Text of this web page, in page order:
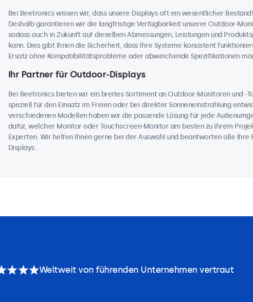
Bei Beetronics wissen wir, dass unsere Displays oft ein wesentlicher
Deshalb garantieren wir die langfristige Verfügbarkeit unserer Outdoor-
sodass auch in Zukunft auf dieselben Abmessungen, Leistungen und
kann. Dies gibt Ihnen die Sicherheit, dass Ihre Systeme konsistent
Ersatz ohne Kompatibilitätsprobleme oder abweichende Spezifikationen
Ihr Partner für Outdoor-Displays
Bei Beetronics bieten wir ein breites Sortiment an Outdoor-Monitoren und -
speziell für den Einsatz im Freien oder bei direkter Sonneneinstrahlung
verschiedenen Modellen haben wir die passende Lösung für jede
dafür, welcher Monitor oder Touchscreen-Monitor am besten zu Ihrem
Experten. Wir helfen Ihnen gerne bei der Auswahl und beantworten alle Ihre
Displays.
Weltweit von führenden Unternehmen vertraut